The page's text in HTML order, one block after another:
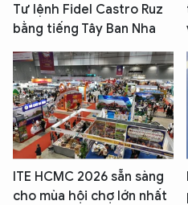
Tư lệnh Fidel Castro Ruz
bằng tiếng Tây Ban Nha
ITE HCMC 2026 sẵn sàng
cho mùa hội chợ lớn nhất